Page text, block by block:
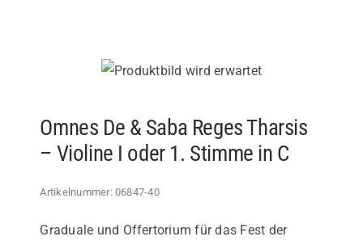
Kontakt
Omnes De & Saba Reges Tharsis
– Violine I oder 1. Stimme in C
Artikelnummer: 06847-40
Graduale und Offertorium für das Fest der